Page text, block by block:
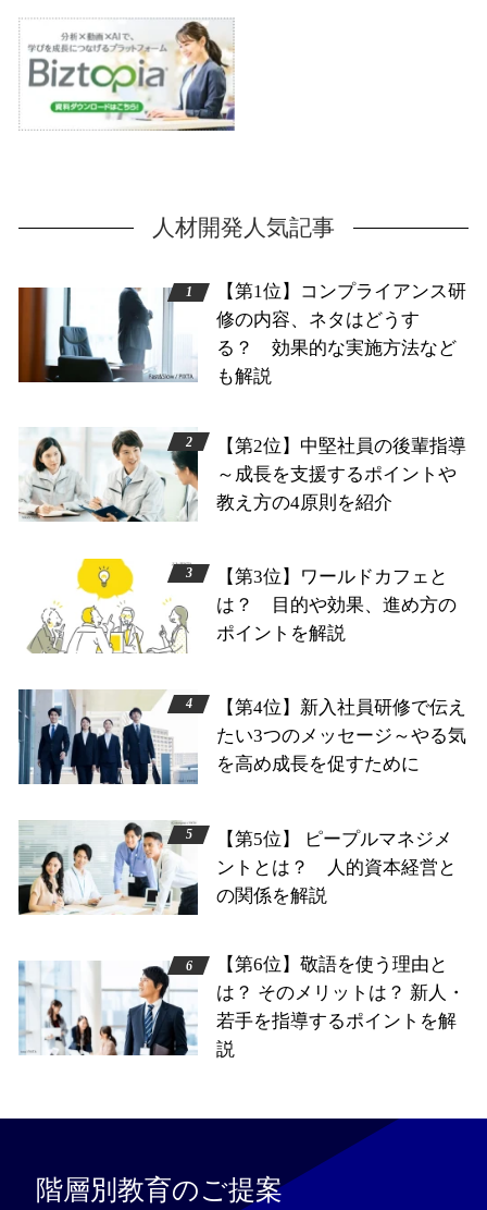
人材開発人気記事
【第1位】コンプライアンス研
修の内容、ネタはどうす
る？ 効果的な実施方法など
も解説
【第2位】中堅社員の後輩指導
～成長を支援するポイントや
教え方の4原則を紹介
【第3位】ワールドカフェと
は？ 目的や効果、進め方の
ポイントを解説
【第4位】新入社員研修で伝え
たい3つのメッセージ～やる気
を高め成長を促すために
【第5位】 ピープルマネジメ
ントとは？ 人的資本経営と
の関係を解説
【第6位】敬語を使う理由と
は？ そのメリットは？ 新人・
若手を指導するポイントを解
説
階層別教育のご提案